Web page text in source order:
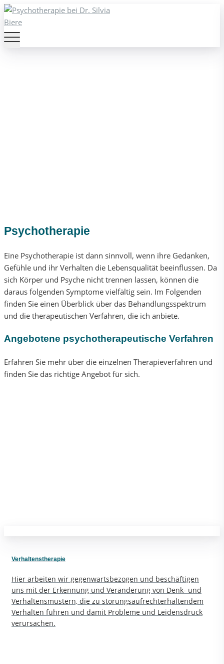
Psychotherapie
Eine Psychotherapie ist dann sinnvoll, wenn ihre Gedanken,
Gefühle und ihr Verhalten die Lebensqualität beeinflussen. Da
sich Körper und Psyche nicht trennen lassen, können die
daraus folgenden Symptome vielfältig sein. Im Folgenden
finden Sie einen Überblick über das Behandlungsspektrum
und die therapeutischen Verfahren, die ich anbiete.
Angebotene psychotherapeutische Verfahren
Erfahren Sie mehr über die einzelnen Therapieverfahren und
finden Sie das richtige Angebot für sich.
Verhaltenstherapie
Hier arbeiten wir gegenwartsbezogen und beschäftigen
uns mit der Erkennung und Veränderung von Denk- und
Verhaltensmustern, die zu störungsaufrechterhaltendem
Verhalten führen und damit Probleme und Leidensdruck
verursachen.